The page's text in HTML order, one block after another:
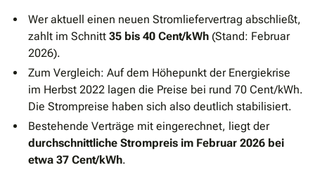
Wer aktuell einen neuen Stromliefervertrag abschließt,
zahlt im Schnitt 35 bis 40 Cent/kWh (Stand: Februar
2026).
Zum Vergleich: Auf dem Höhepunkt der Energiekrise
im Herbst 2022 lagen die Preise bei rund 70 Cent/kWh.
Die Strompreise haben sich also deutlich stabilisiert.
Bestehende Verträge mit eingerechnet, liegt der
durchschnittliche Strompreis im Februar 2026 bei
etwa 37 Cent/kWh.